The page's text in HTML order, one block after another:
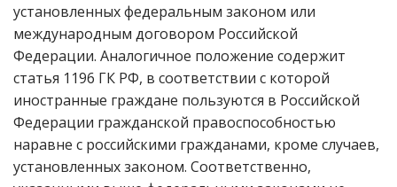
установленных федеральным законом или
международным договором Российской
Федерации. Аналогичное положение содержит
статья 1196 ГК РФ, в соответствии с которой
иностранные граждане пользуются в Российской
Федерации гражданской правоспособностью
наравне с российскими гражданами, кроме случаев,
установленных законом. Соответственно,